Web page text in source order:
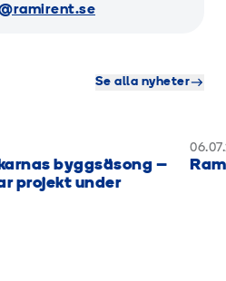
Se alla nyheter
byggsäsong –
projekt under